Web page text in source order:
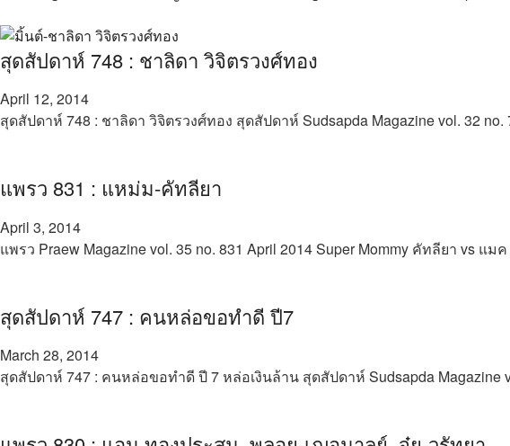
สุดสัปดาห์ 748 : ชาลิดา วิจิตรวงศ์ทอง
April 12, 2014
สุดสัปดาห์ 748 : ชาลิดา วิจิตรวงศ์ทอง สุดสัปดาห์ Sudsapda Magazine vol. 32
แพรว 831 : แหม่ม-คัทลียา
April 3, 2014
แพรว Praew Magazine vol. 35 no. 831 April 2014 Super Mommy คัทลียา vs แ
สุดสัปดาห์ 747 : คนหล่อขอทำดี ปี7
March 28, 2014
สุดสัปดาห์ 747 : คนหล่อขอทำดี ปี 7 หล่อเงินล้าน สุดสัปดาห์ Sudsapda Magazine